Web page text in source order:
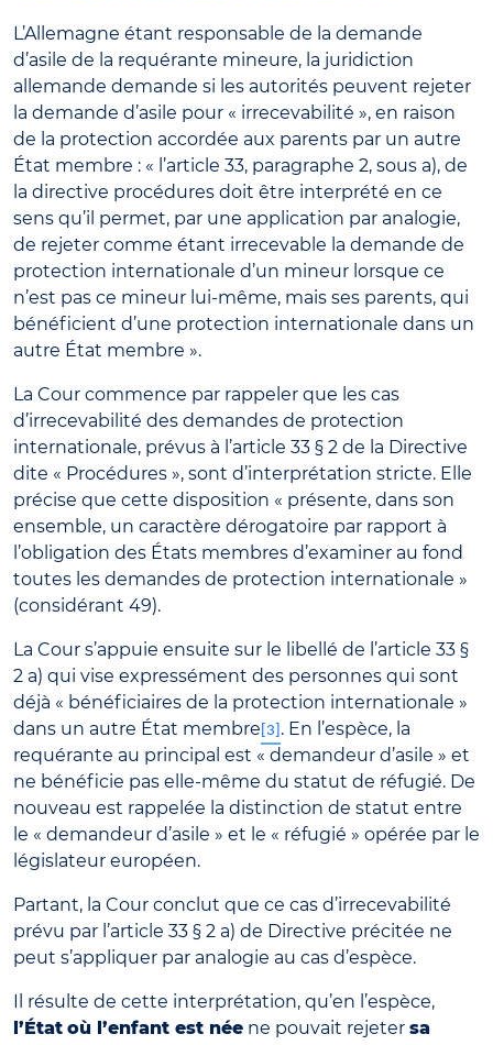
L’Allemagne étant responsable de la demande
d’asile de la requérante mineure, la juridiction
allemande demande si les autorités peuvent rejeter
la demande d’asile pour « irrecevabilité », en raison
de la protection accordée aux parents par un autre
État membre : « l’article 33, paragraphe 2, sous a), de
la directive procédures doit être interprété en ce
sens qu’il permet, par une application par analogie,
de rejeter comme étant irrecevable la demande de
protection internationale d’un mineur lorsque ce
n’est pas ce mineur lui-même, mais ses parents, qui
bénéficient d’une protection internationale dans un
autre État membre ».
La Cour commence par rappeler que les cas
d’irrecevabilité des demandes de protection
internationale, prévus à l’article 33 § 2 de la Directive
dite « Procédures », sont d’interprétation stricte. Elle
précise que cette disposition « présente, dans son
ensemble, un caractère dérogatoire par rapport à
l’obligation des États membres d’examiner au fond
toutes les demandes de protection internationale »
(considérant 49).
La Cour s’appuie ensuite sur le libellé de l’article 33 §
2 a) qui vise expressément des personnes qui sont
déjà « bénéficiaires de la protection internationale »
dans un autre État membre [3] . En l’espèce, la
requérante au principal est « demandeur d’asile » et
ne bénéficie pas elle-même du statut de réfugié. De
nouveau est rappelée la distinction de statut entre
le « demandeur d’asile » et le « réfugié » opérée par le
législateur européen.
Partant, la Cour conclut que ce cas d’irrecevabilité
prévu par l’article 33 § 2 a) de Directive précitée ne
peut s’appliquer par analogie au cas d’espèce.
Il résulte de cette interprétation, qu’en l’espèce,
l’État où l’enfant est née ne pouvait rejeter sa